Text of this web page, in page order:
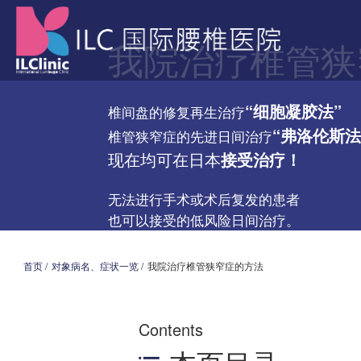
我院治疗椎管
椎间盘的修复再生治疗“细胞凝胶法”
椎管狭窄症的先进日间治疗“弗洛伦斯
现在均可在日本接受治疗！
无法进行手术或术后复发的患者
也可以接受的低风险日间治疗。
首页/ 对象病名、症状一览/ 我院治疗椎管狭窄症的方法
Contents